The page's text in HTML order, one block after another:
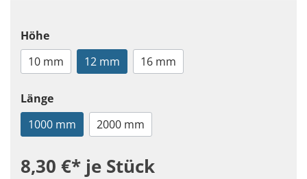
Höhe
10 mm
12 mm 16 mm
Länge
1000 mm
2000 mm
8,30 €* je Stück